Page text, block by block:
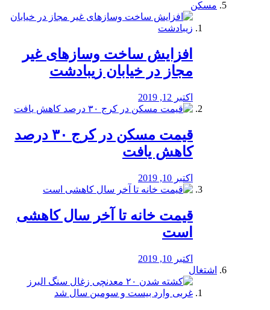
مسکن
افزایش ساخت وسازهای غیر
مجاز در خیابان زیبادشت
اکتبر 12, 2019
️قیمت مسکن در کرج ۳۰ درصد
کاهش یافت
اکتبر 10, 2019
قیمت خانه تا آخر سال کاهشی
است
اکتبر 10, 2019
اشتغال